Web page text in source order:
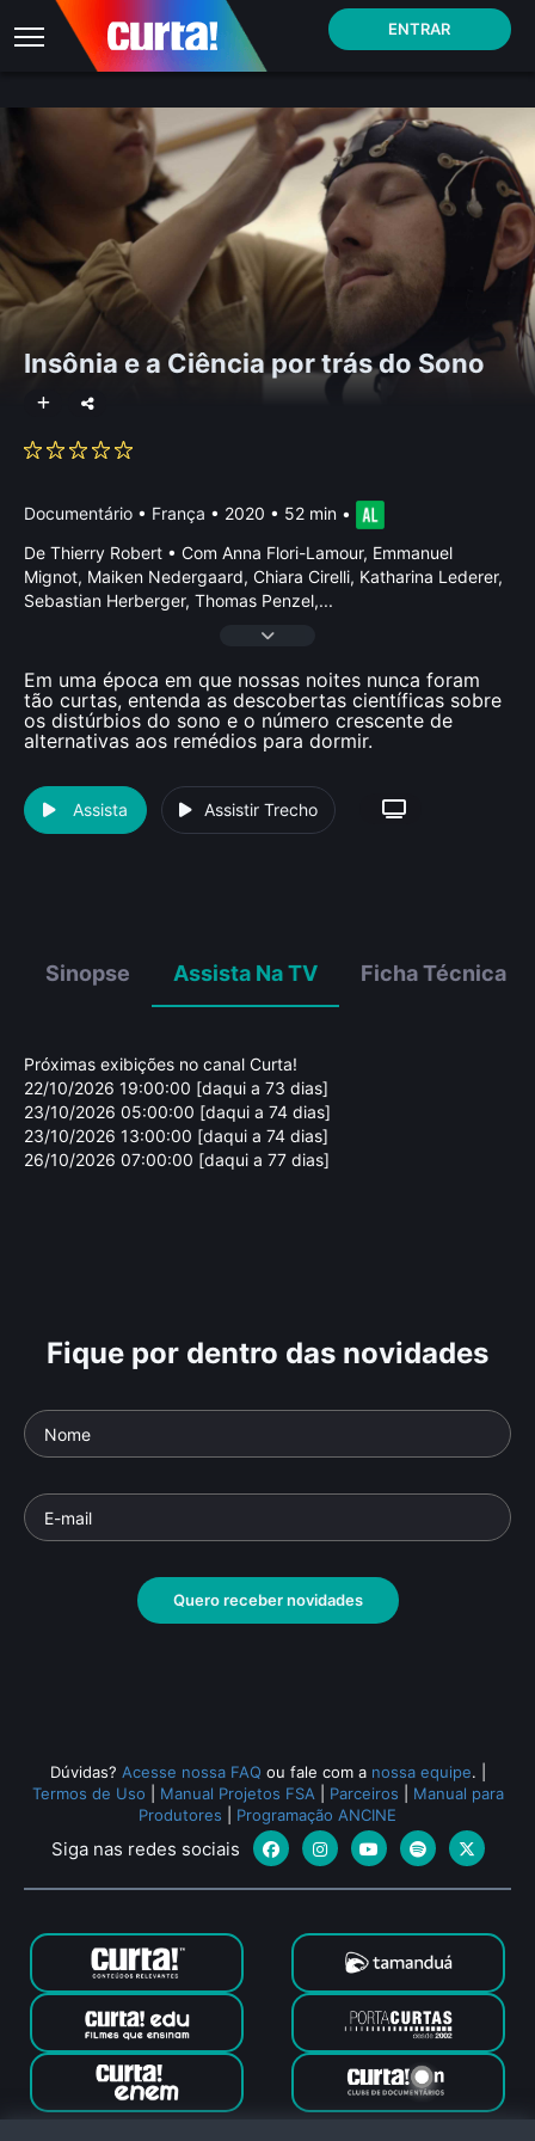
ENTRAR
Insônia e a Ciência por trás do Sono
Documentário • França • 2020 • 52 min •
De Thierry Robert • Com Anna Flori-Lamour, Emmanuel
Mignot, Maiken Nedergaard, Chiara Cirelli, Katharina Lederer,
Sebastian Herberger, Thomas Penzel,...
Em uma época em que nossas noites nunca foram
tão curtas, entenda as descobertas científicas sobre
os distúrbios do sono e o número crescente de
alternativas aos remédios para dormir.
Assista Assistir Trecho
Sinopse Assista Na TV Ficha Técnica
Próximas exibições no canal Curta!
22/10/2026 19:00:00 [daqui a 73 dias]
23/10/2026 05:00:00 [daqui a 74 dias]
23/10/2026 13:00:00 [daqui a 74 dias]
26/10/2026 07:00:00 [daqui a 77 dias]
Fique por dentro das novidades
Quero receber novidades
Dúvidas? Acesse nossa FAQ ou fale com a nossa equipe.
Termos de Uso
Manual Projetos FSA Parceiros
Manual para
Produtores
Programação ANCINE
Siga nas redes sociais